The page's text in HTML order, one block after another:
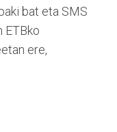
bat eta SMS
ETBko
ere,